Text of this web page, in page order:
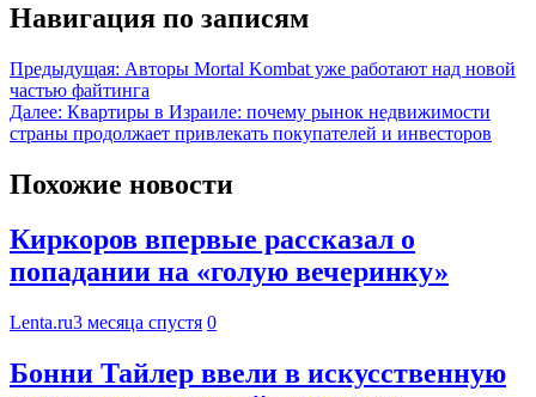
Навигация по записям
Предыдущая: Авторы Mortal Kombat уже работают над новой
частью файтинга
Далее: Квартиры в Израиле: почему рынок недвижимости
страны продолжает привлекать покупателей и инвесторов
Похожие новости
Киркоров впервые рассказал о
попадании на «голую вечеринку»
Lenta.ru3 месяца спустя 0
Бонни Тайлер ввели в искусственную